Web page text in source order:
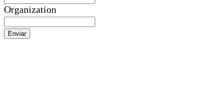
Organization
Enviar